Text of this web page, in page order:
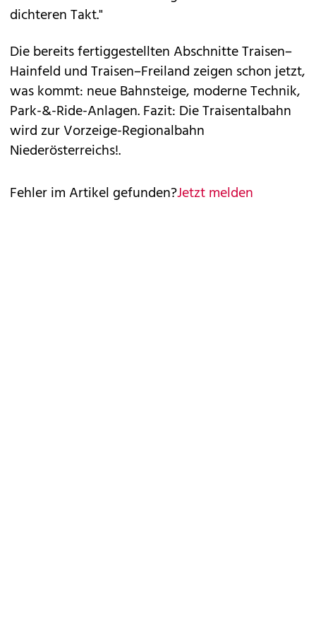
dichteren Takt."
Die bereits fertiggestellten Abschnitte Traisen–
Hainfeld und Traisen–Freiland zeigen schon jetzt,
was kommt: neue Bahnsteige, moderne Technik,
Park-&-Ride-Anlagen. Fazit: Die Traisentalbahn
wird zur Vorzeige-Regionalbahn
Niederösterreichs!.
Fehler im Artikel gefunden?Jetzt melden